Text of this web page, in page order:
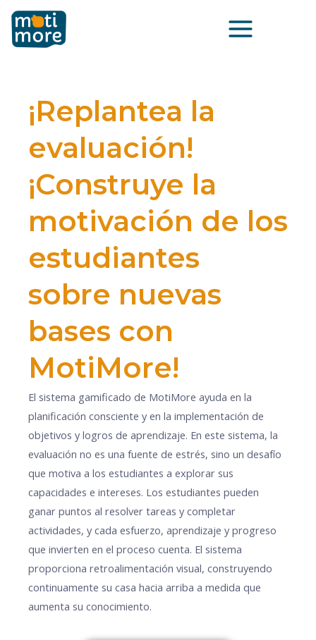
contenido
Menu
¡Replantea la
evaluación!
¡Construye la
motivación de los
estudiantes
sobre nuevas
bases con
MotiMore!
El sistema gamificado de MotiMore ayuda en la
planificación consciente y en la implementación de
objetivos y logros de aprendizaje. En este sistema, la
evaluación no es una fuente de estrés, sino un desafío
que motiva a los estudiantes a explorar sus
capacidades e intereses. Los estudiantes pueden
ganar puntos al resolver tareas y completar
actividades, y cada esfuerzo, aprendizaje y progreso
que invierten en el proceso cuenta. El sistema
proporciona retroalimentación visual, construyendo
continuamente su casa hacia arriba a medida que
aumenta su conocimiento.